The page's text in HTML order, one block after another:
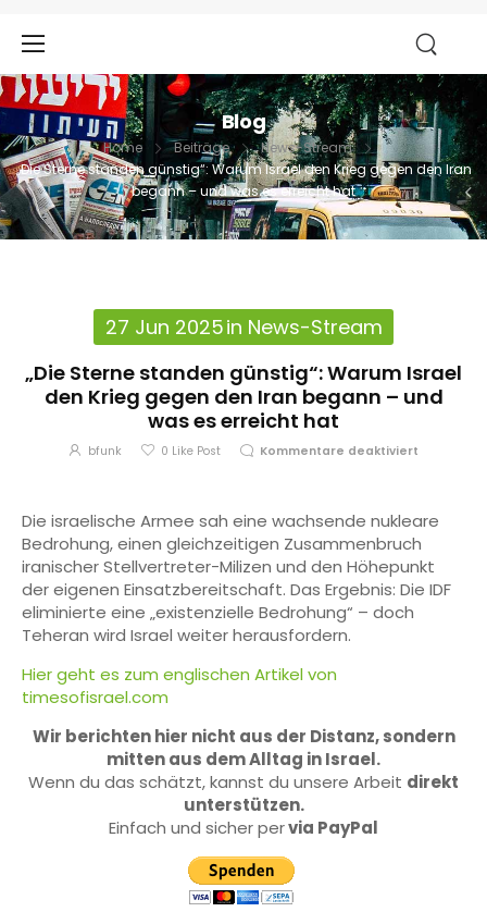
Blog
Home Beiträge
News-Stream
„Die Sterne standen günstig“: Warum Israel den Krieg gegen den Iran
begann – und was es erreicht hat
27 Jun 2025in News-Stream
„Die Sterne standen günstig“: Warum Israel
den Krieg gegen den Iran begann – und
was es erreicht hat
bfunk 0 Like Post Kommentare deaktiviert
Die israelische Armee sah eine wachsende nukleare
Bedrohung, einen gleichzeitigen Zusammenbruch
iranischer Stellvertreter-Milizen und den Höhepunkt
der eigenen Einsatzbereitschaft. Das Ergebnis: Die IDF
eliminierte eine „existenzielle Bedrohung“ – doch
Teheran wird Israel weiter herausfordern.
Hier geht es zum englischen Artikel von
timesofisrael.com
Wir berichten hier nicht aus der Distanz, sondern
mitten aus dem Alltag in Israel.
Wenn du das schätzt, kannst du unsere Arbeit direkt
unterstützen.
Einfach und sicher pervia PayPal